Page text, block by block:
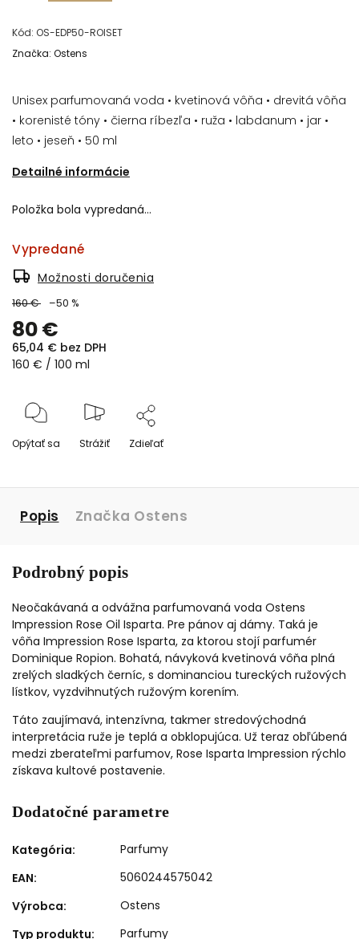
Kód: OS-EDP50-ROISET
Unisex parfumovaná voda • kvetinová vôňa • drevitá vôňa
• korenisté tóny • čierna ríbezľa • ruža • labdanum • jar •
leto • jeseň • 50 ml
Detailné informácie
Značka: Ostens
Položka bola vypredaná…
160 € –50 %
80 €
65,04 € bez DPH
160 € / 100 ml
Vypredané
Možnosti doručenia
Opýtať sa Strážiť Zdieľať
Popis Značka Ostens
Podrobný popis
Neočakávaná a odvážna parfumovaná voda Ostens
Impression Rose Oil Isparta. Pre pánov aj dámy. Taká je
vôňa Impression Rose Isparta, za ktorou stojí parfumér
Dominique Ropion. Bohatá, návyková kvetinová vôňa plná
zrelých sladkých černíc, s dominanciou tureckých ružových
lístkov, vyzdvihnutých ružovým korením.
Táto zaujímavá, intenzívna, takmer stredovýchodná
interpretácia ruže je teplá a obklopujúca. Už teraz obľúbená
medzi zberateľmi parfumov, Rose Isparta Impression rýchlo
získava kultové postavenie.
Dodatočné parametre
Kategória:
Parfumy
EAN:
5060244575042
Výrobca:
Ostens
Typ produktu: Parfumy